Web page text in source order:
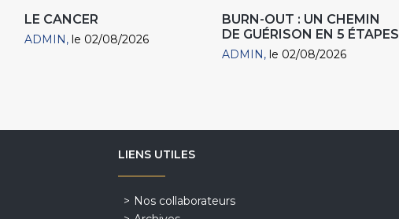
LE CANCER
ADMIN le 02/08/2026
BURN-OUT : UN CHEMIN
DE GUÉRISON EN 5 ÉTAPES
ADMIN le 02/08/2026
LIENS UTILES
Nos collaborateurs